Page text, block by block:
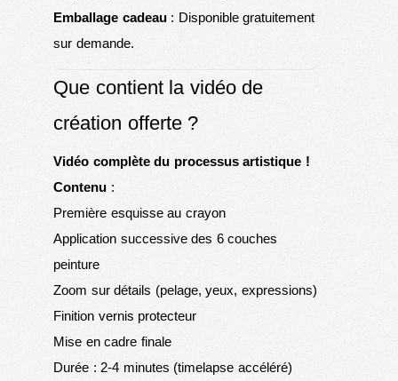
Emballage cadeau: Disponible gratuitement
sur demande.
Que contient la vidéo de
création offerte ?
Vidéo complète du processus artistique !
Contenu :
Première esquisse au crayon
Application successive des 6 couches
peinture
Zoom sur détails (pelage, yeux, expressions)
Finition vernis protecteur
Mise en cadre finale
Durée : 2-4 minutes (timelapse accéléré)